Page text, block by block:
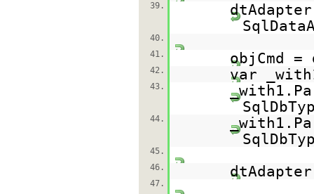
39.
40.
41.
objCmd =
42. var
43.
44.
45.
46.
47.